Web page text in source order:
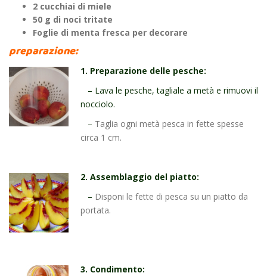
2 cucchiai di miele
50 g di noci tritate
Foglie di menta fresca per decorare
preparazione:
1. Preparazione delle pesche:
– Lava le pesche, tagliale a metà e rimuovi il
nocciolo.
– Taglia ogni metà pesca in fette spesse
circa 1 cm.
2. Assemblaggio del piatto:
– Disponi le fette di pesca su un piatto da
portata.
3. Condimento: